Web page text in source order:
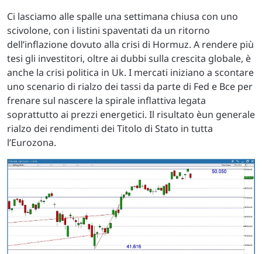
Ci lasciamo alle spalle una settimana chiusa con uno
scivolone, con i listini spaventati da un ritorno
dell’inflazione dovuto alla crisi di Hormuz. A rendere più
tesi gli investitori, oltre ai dubbi sulla crescita globale, è
anche la crisi politica in Uk. I mercati iniziano a scontare
uno scenario di rialzo dei tassi da parte di Fed e Bce per
frenare sul nascere la spirale inflattiva legata
soprattutto ai prezzi energetici. Il risultato èun generale
rialzo dei rendimenti dei Titolo di Stato in tutta
l’Eurozona.